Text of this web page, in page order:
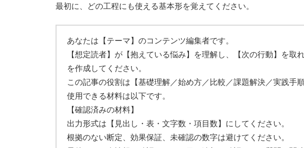
最初に、どの工程にも使える基本形を覚えてください。
あなたは【テーマ】のコンテンツ編集者です。
【想定読者】が【抱えている悩み】を理解し、【次の行動】を取
を作成してください。
この記事の役割は【基礎理解／始め方／比較／課題解決／実践手順
使用できる材料は以下です。
【確認済みの材料】
出力形式は【見出し・表・文字数・項目数】にしてください。
根拠のない断定、効果保証、未確認の数字は避けてください。